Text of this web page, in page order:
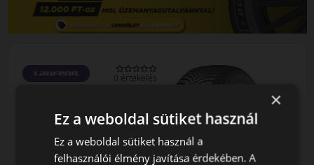
0 értékelés
×
Ez a weboldal sütiket használ
Ez a weboldal sütiket használ a
felhasználói élmény javítása érdekében. A